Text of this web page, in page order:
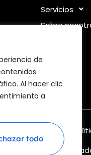
de
Al hacer clic
a
todo
Servicios
Sobre
Infórmate
Aviso legal
@ 2025